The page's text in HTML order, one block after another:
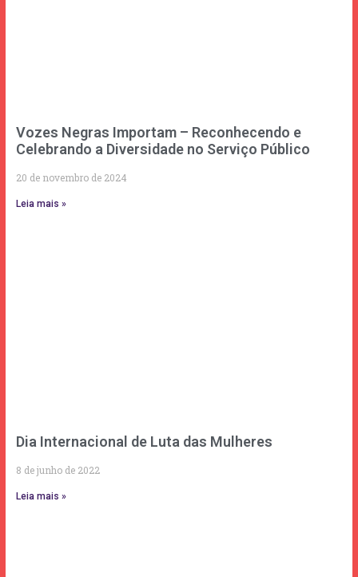
Vozes Negras Importam – Reconhecendo e
Celebrando a Diversidade no Serviço Público
20 de novembro de 2024
Leia mais »
Dia Internacional de Luta das Mulheres
8 de junho de 2022
Leia mais »